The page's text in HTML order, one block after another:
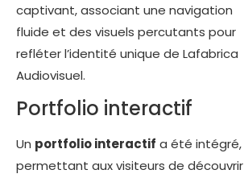
captivant, associant une navigation
fluide et des visuels percutants pour
refléter l’identité unique de Lafabrica
Audiovisuel.
Portfolio interactif
Un portfolio interactif a été intégré,
permettant aux visiteurs de découvrir